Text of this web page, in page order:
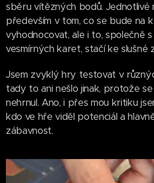
sběru vítězných bodů. Jednotlivé
především v tom, co se bude na
vyhodnocovat, ale i to, společně
vesmírných karet, stačí ke slušné
Jsem zvyklý hry testovat v
tady to ani nešlo jinak, protože
nehrnul. Ano, i přes mou kritiku
kdo ve hře viděl potenciál a
zábavnost.